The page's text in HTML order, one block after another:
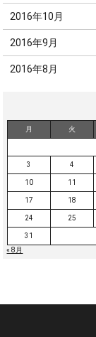
2016年10月
2016年9月
2016年8月
月 火
3 4
10 11
17 18
24 25
31
« 8月